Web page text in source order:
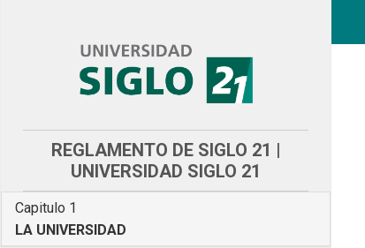
REGLAMENTO DE SIGLO 21 |
UNIVERSIDAD SIGLO 21
Capitulo 1
LA UNIVERSIDAD